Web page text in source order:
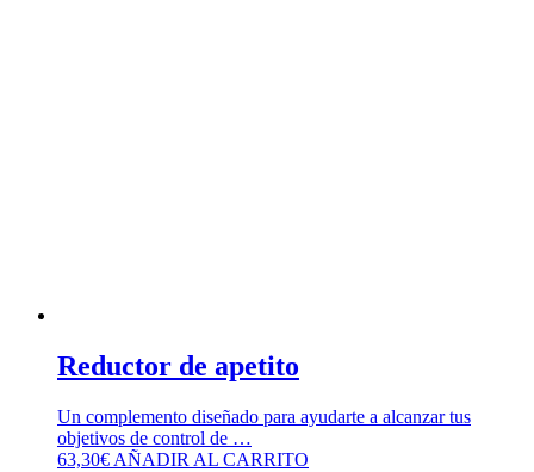
Reductor de apetito
Un complemento diseñado para ayudarte a alcanzar tus
objetivos de control de …
63,30€ AÑADIR AL CARRITO